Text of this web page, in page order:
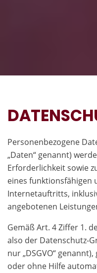
Personenbezogene
„Daten“ genannt)
Erforderlichkeit sowie
eines funktionsfähigen
Internetauftritts,
angebotenen
Gemäß Art. 4 Ziffer 1.
also der Datenschutz-
nur „DSGVO“
oder ohne Hilfe